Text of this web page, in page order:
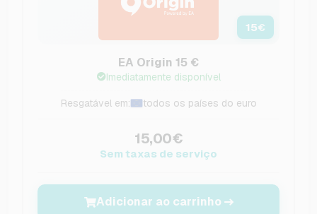
15€
EA Origin 15 €
Imediatamente disponível
Resgatável em: todos os países do euro
15,00€
Sem taxas de serviço
Adicionar ao carrinho